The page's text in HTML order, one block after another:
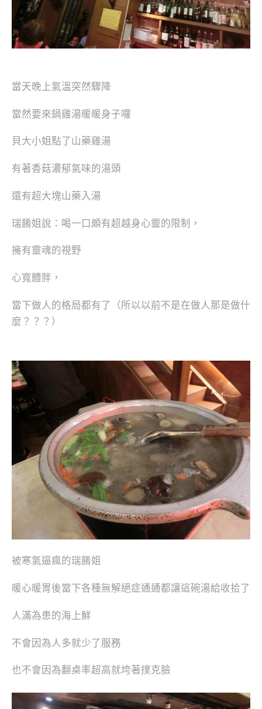
當天晚上氣溫突然驟降
當然要來鍋雞湯暖暖身子囉
貝大小姐點了山藥雞湯
有著香菇濃郁氣味的湯頭
還有超大塊山藥入湯
瑞餚姐說：喝一口頗有超越身心靈的限制，
擁有靈魂的視野
心寬體胖，
當下做人的格局都有了（所以以前不是在做人那是做什
麼？？？）
被寒氣逼瘋的瑞餚姐
暖心暖胃後當下各種無解絕症通通都讓這碗湯給收拾了
人滿為患的海上鮮
不會因為人多就少了服務
也不會因為翻桌率超高就垮著撲克臉